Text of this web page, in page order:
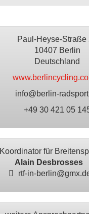
Paul-Heyse-Straße
10407 Berlin
Deutschland
info@berlin-
+49 30 421 05
Koordinator für
Alain Desbrosses
rtf-in-